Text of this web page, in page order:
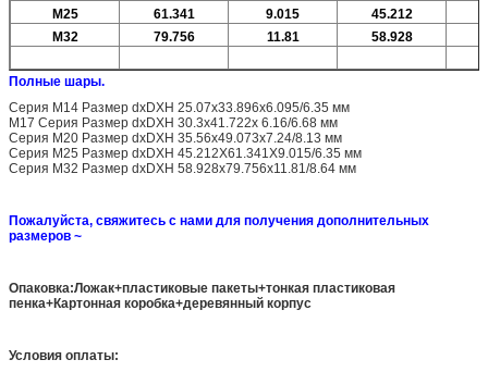
M25
61.341 9.015 45.212
M32
79.756 11.81 58.928
Полные шары.
Серия M14 Размер dxDXH 25.07x33.896x6.095/6.35 мм
M17 Серия Размер dxDXH 30.3x41.722x 6.16/6.68 мм
Серия M20 Размер dxDXH 35.56x49.073x7.24/8.13 мм
Серия M25 Размер dxDXH 45.212X61.341X9.015/6.35 мм
Серия M32 Размер dxDXH 58.928x79.756x11.81/8.64 мм
Пожалуйста, свяжитесь с нами для получения дополнительных
размеров ~
Опаковка:Ложак+пластиковые пакеты+тонкая пластиковая
пенка+Картонная коробка+деревянный корпус
Условия оплаты: